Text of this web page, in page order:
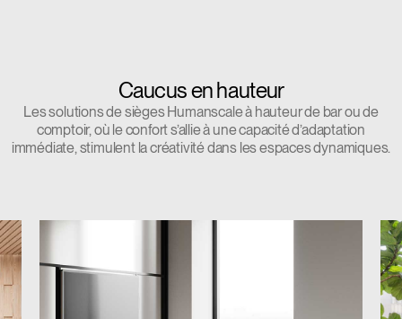
Caucus en hauteur
Les solutions de sièges Humanscale à hauteur de bar ou de
comptoir, où le confort s’allie à une capacité d’adaptation
immédiate, stimulent la créativité dans les espaces dynamiques.